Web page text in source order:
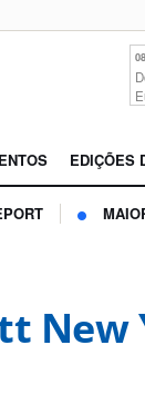
EDIÇÕES
New